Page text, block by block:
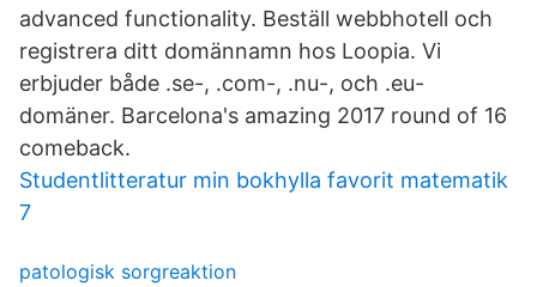
advanced functionality. Beställ webbhotell och
registrera ditt domännamn hos Loopia. Vi
erbjuder både .se-, .com-, .nu-, och .eu-
domäner. Barcelona's amazing 2017 round of 16
comeback.
Studentlitteratur min bokhylla favorit matematik
7
patologisk sorgreaktion